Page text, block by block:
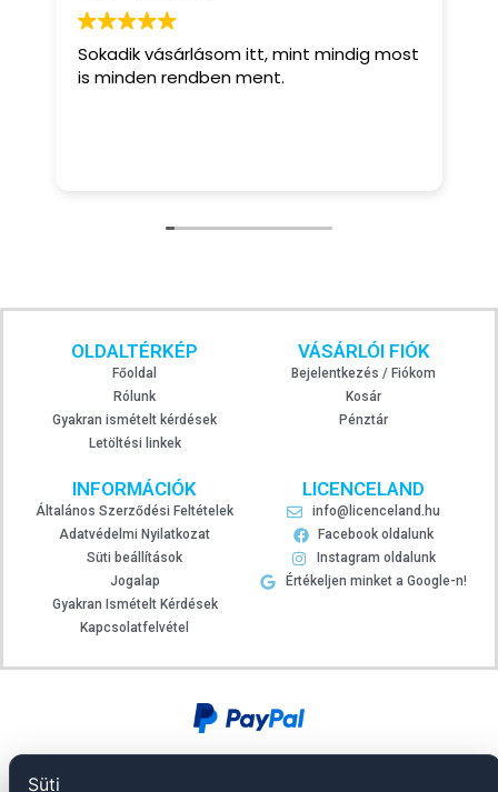
Sokadik vásárlásom itt, mint mindig most
is minden rendben ment.
OLDALTÉRKÉP
Főoldal
Rólunk
Gyakran ismételt kérdések
Letöltési linkek
VÁSÁRLÓI FIÓK
Bejelentkezés / Fiókom
Kosár
Pénztár
INFORMÁCIÓK
Általános Szerződési Feltételek
Adatvédelmi Nyilatkozat
Süti beállítások
Jogalap
Gyakran Ismételt Kérdések
Kapcsolatfelvétel
LICENCELAND
info@licenceland.hu
Facebook oldalunk
Instagram oldalunk
Értékeljen minket a Google-n!
Süti